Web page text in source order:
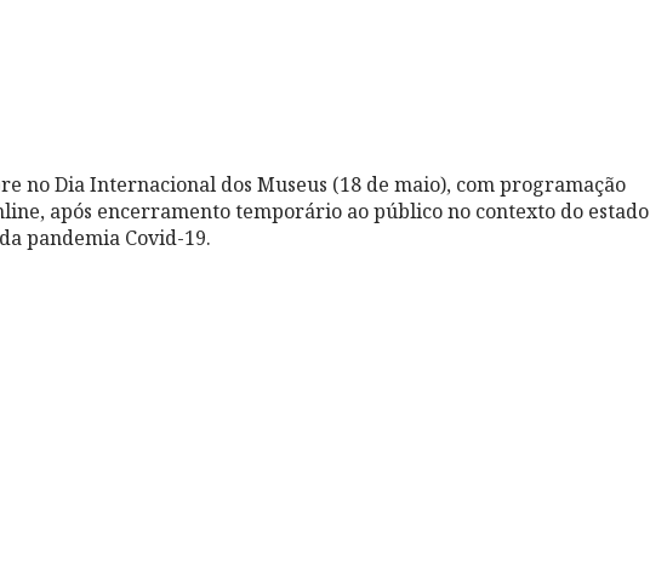
no Dia Internacional dos Museus (18 de maio), com programação
após encerramento temporário ao público no contexto do estado
pandemia Covid-19.